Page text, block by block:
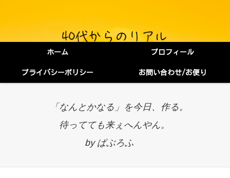
ホーム プロフィール
プライバシーポリシー お問い合わせ/お便り
「なんとかなる」を今日、作る。
待ってても来ぇへんやん。
by ぱぶろふ